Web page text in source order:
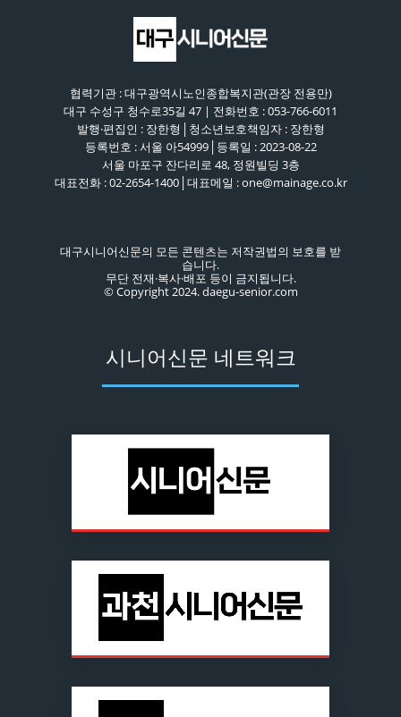
협력기관 : 대구광역시노인종합복지관(관장 전용만)
대구 수성구 청수로35길 47 | 전화번호 : 053-766-6011
발행·편집인 : 장한형│청소년보호책임자 : 장한형
등록번호 : 서울 아54999│등록일 : 2023-08-22
서울 마포구 잔다리로 48, 정원빌딩 3층
대표전화 : 02-2654-1400│대표메일 : one@mainage.co.kr
대구시니어신문의 모든 콘텐츠는 저작권법의 보호를 받
습니다.
무단 전재·복사·배포 등이 금지됩니다.
© Copyright 2024. daegu-senior.com
시니어신문 네트워크